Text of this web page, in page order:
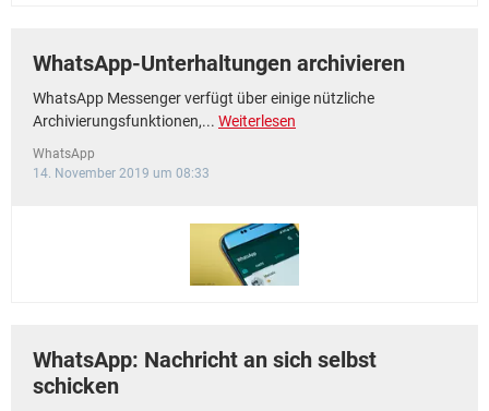
WhatsApp-Unterhaltungen archivieren
WhatsApp Messenger verfügt über einige nützliche
Archivierungsfunktionen,... Weiterlesen
WhatsApp
14. November 2019 um 08:33
WhatsApp: Nachricht an sich selbst
schicken